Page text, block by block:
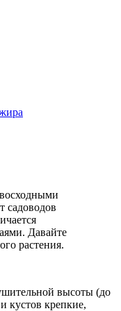
садоводов
Давайте
растения.
высоты (до
кустов крепкие,